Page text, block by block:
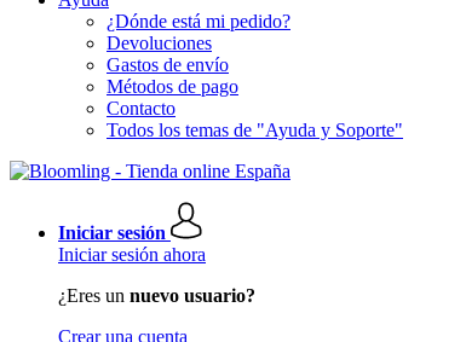
¿Dónde está mi pedido?
Devoluciones
Gastos de envío
Métodos de pago
Contacto
Todos los temas de "Ayuda y Soporte"
Iniciar sesión
Iniciar sesión ahora
¿Eres un nuevo usuario?
Crear una cuenta